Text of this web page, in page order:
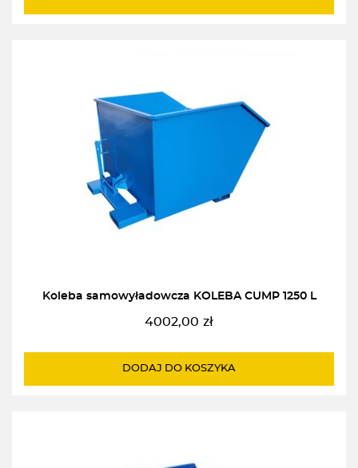
Koleba samowyładowcza KOLEBA CUMP 1250 L
4002,00 zł
DODAJ DO KOSZYKA